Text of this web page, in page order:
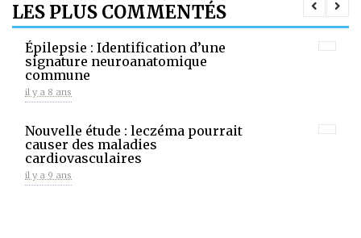
LES PLUS COMMENTÉS
Épilepsie : Identification d’une
signature neuroanatomique
commune
il y a 8 ans
Nouvelle étude : leczéma pourrait
causer des maladies
cardiovasculaires
il y a 9 ans